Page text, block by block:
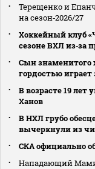
Терещенко и
на сезон‑2026/27
Хоккейный клуб
сезоне ВХЛ из‑за
Сын знаменитого
гордостью
В возрасте 19 лет
Ханов
В НХЛ грубо
вычеркнули из
СКА официально
Нападающий